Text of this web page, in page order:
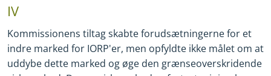
IV
Kommissionens tiltag skabte forudsætningerne for et
indre marked for IORP'er, men opfyldte ikke målet om at
uddybe dette marked og øge den grænseoverskridende